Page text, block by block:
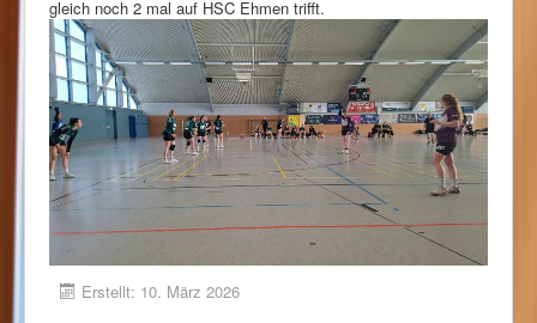
gleich noch 2 mal auf HSC Ehmen trifft.
Erstellt: 10. März 2026